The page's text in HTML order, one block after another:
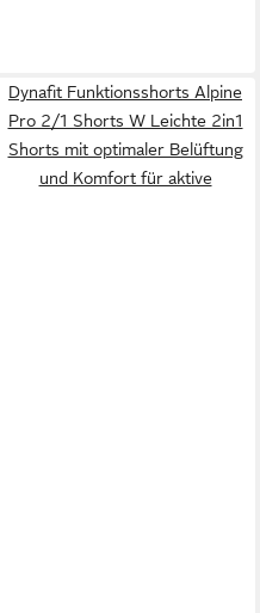
Dynafit Funktionsshorts Alpine
Pro 2/1 Shorts W Leichte 2in1
Shorts mit optimaler Belüftung
und Komfort für aktive